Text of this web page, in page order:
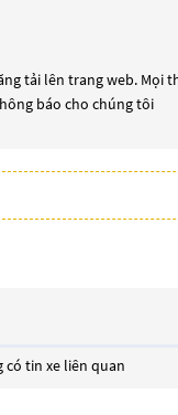
tải lên trang web.
báo cho chúng tôi
có tin xe liên quan